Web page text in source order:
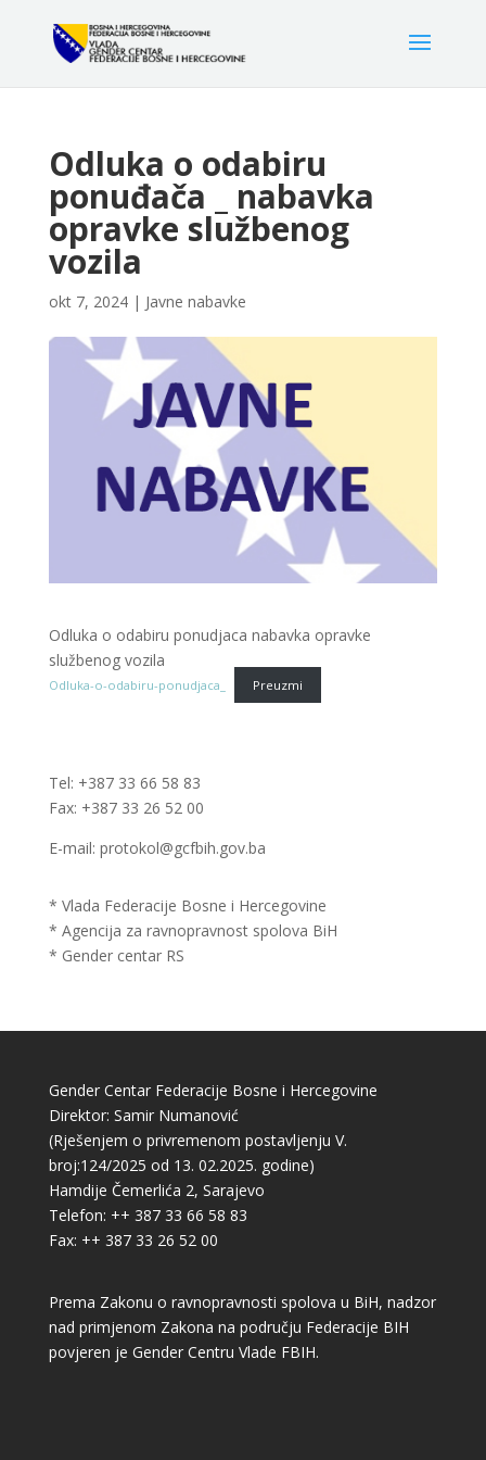
Odluka o odabiru
ponuđača _ nabavka
opravke službenog
vozila
okt 7, 2024| Javne nabavke
Odluka o odabiru ponudjaca nabavka opravke
službenog vozila
Odluka-o-odabiru-ponudjaca_ Preuzmi
Tel: +387 33 66 58 83
Fax: +387 33 26 52 00
E-mail: protokol@gcfbih.gov.ba
* Vlada Federacije Bosne i Hercegovine
* Agencija za ravnopravnost spolova BiH
* Gender centar RS
Gender Centar Federacije Bosne i Hercegovine
Direktor: Samir Numanović
(Rješenjem o privremenom postavljenju V.
broj:124/2025 od 13. 02.2025. godine)
Hamdije Čemerlića 2, Sarajevo
Telefon: ++ 387 33 66 58 83
Fax: ++ 387 33 26 52 00
Prema Zakonu o ravnopravnosti spolova u BiH, nadzor
nad primjenom Zakona na području Federacije BIH
povjeren je Gender Centru Vlade FBIH.